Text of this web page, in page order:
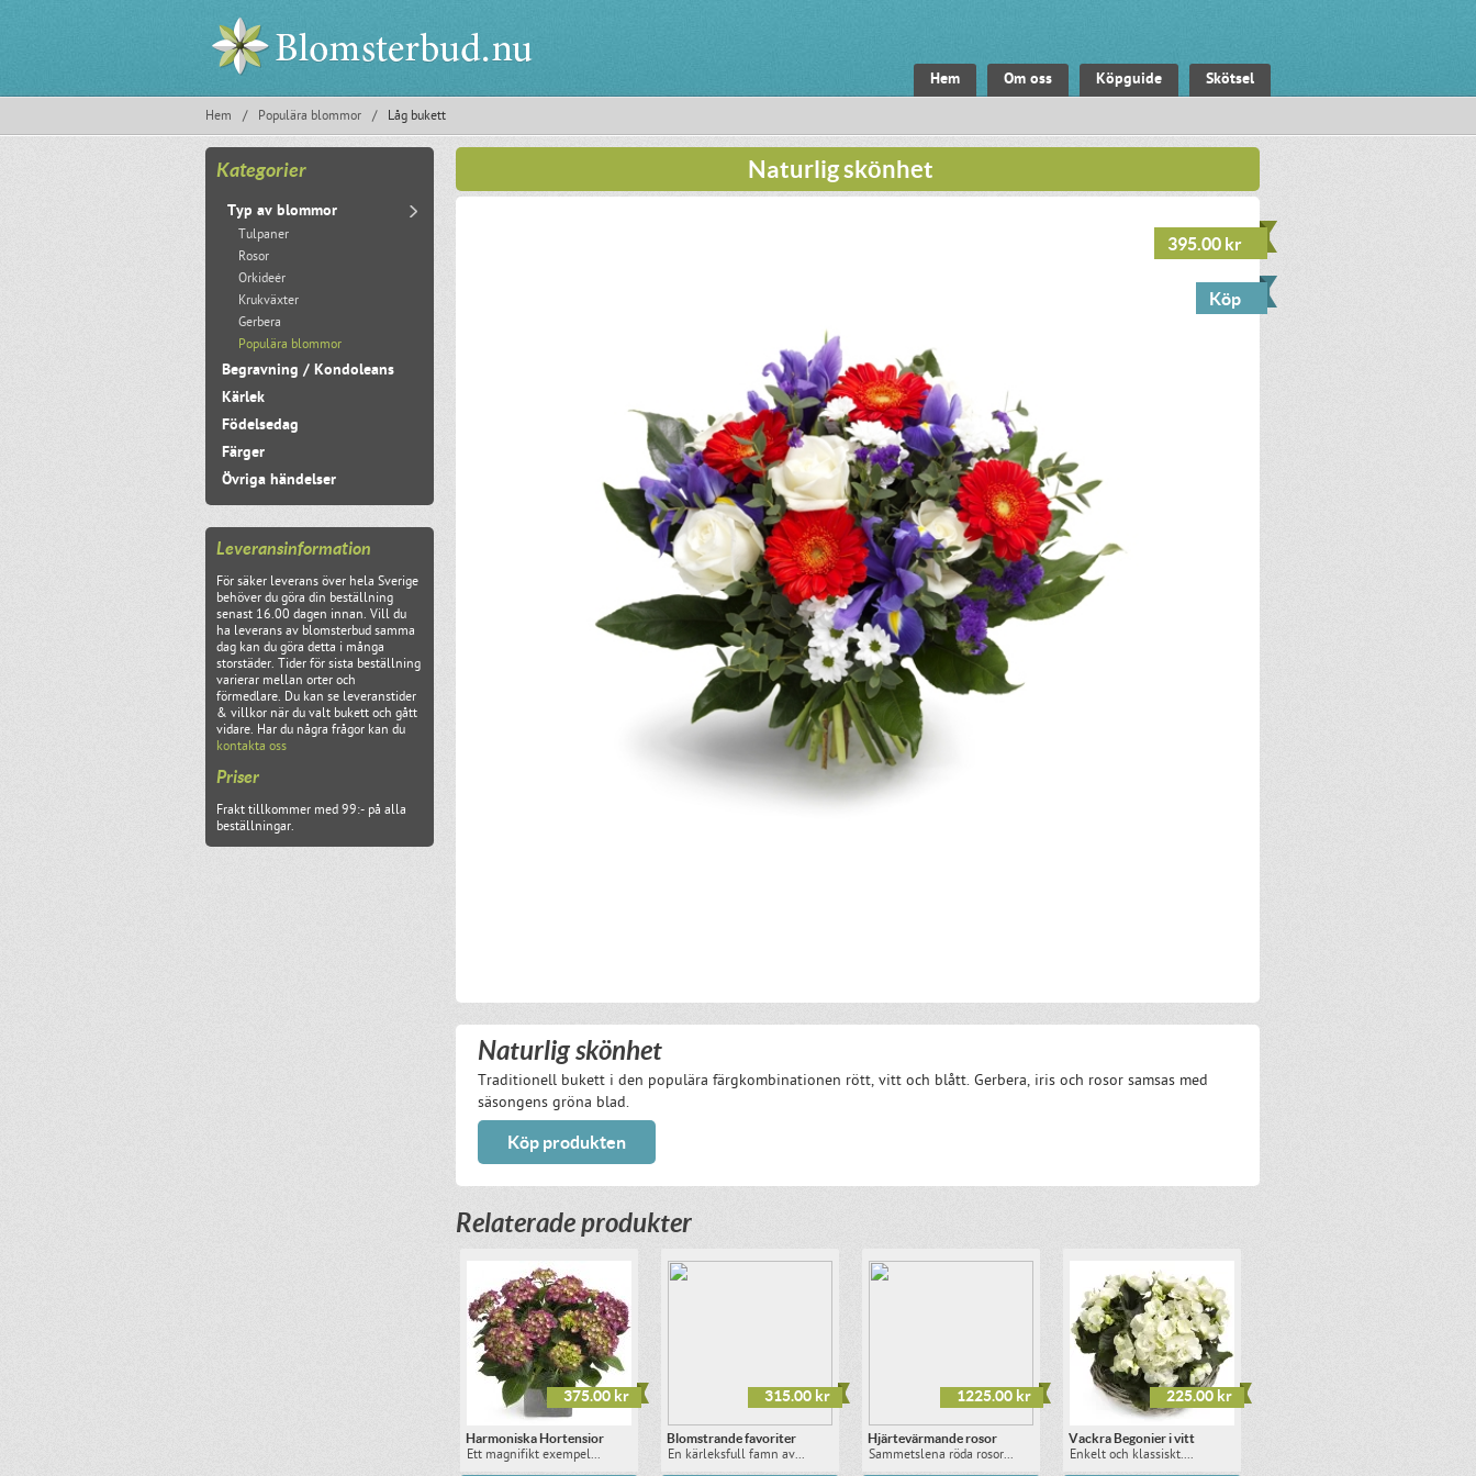
Hem Om oss Köpguide Skötsel
Hem / Populära blommor / Låg bukett
Kategorier
Typ av blommor
Tulpaner
Rosor
Orkideér
Krukväxter
Gerbera
Populära blommor
Begravning / Kondoleans
Kärlek
Födelsedag
Färger
Övriga händelser
Leveransinformation
För säker leverans över hela Sverige
behöver du göra din beställning
senast 16.00 dagen innan. Vill du
ha leverans av blomsterbud samma
dag kan du göra detta i många
storstäder. Tider för sista beställning
varierar mellan orter och
förmedlare. Du kan se leveranstider
& villkor när du valt bukett och gått
vidare. Har du några frågor kan du
kontakta oss
Priser
Frakt tillkommer med 99:- på alla
beställningar.
Naturlig skönhet
395.00 kr
Köp
Naturlig skönhet
Traditionell bukett i den populära färgkombinationen rött, vitt och blått. Gerbera, iris och rosor samsas med
säsongens gröna blad.
Köp produkten
Relaterade produkter
Harmoniska Hortensior
Ett magnifikt exempel...
375.00 kr
Blomstrande favoriter
En kärleksfull famn av...
315.00 kr
Hjärtevärmande rosor
Sammetslena röda rosor...
1225.00 kr
Vackra Begonier i vitt
Enkelt och klassiskt....
225.00 kr